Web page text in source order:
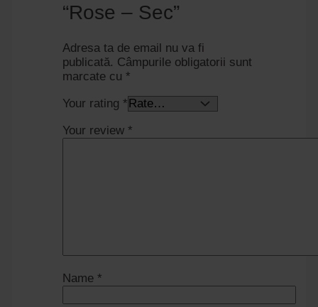
“Rose – Sec”
Adresa ta de email nu va fi
publicată. Câmpurile obligatorii sunt
marcate cu *
Your rating *
Your review *
Name *